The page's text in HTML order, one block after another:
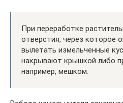
При переработке
отверстия, через которое
вылетать измельченные
накрывают крышкой либо
например, мешком.